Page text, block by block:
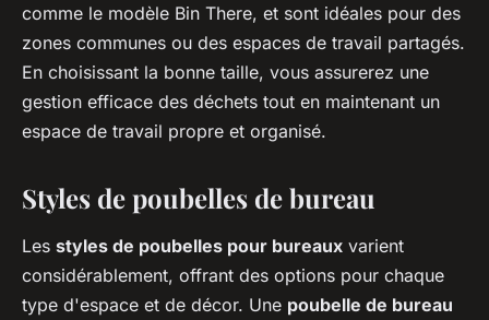
comme le modèle Bin There, et sont idéales pour des
zones communes ou des espaces de travail partagés.
En choisissant la bonne taille, vous assurerez une
gestion efficace des déchets tout en maintenant un
espace de travail propre et organisé.
Styles de poubelles de bureau
Les styles de poubelles pour bureaux varient
considérablement, offrant des options pour chaque
type d'espace et de décor. Une poubelle de bureau